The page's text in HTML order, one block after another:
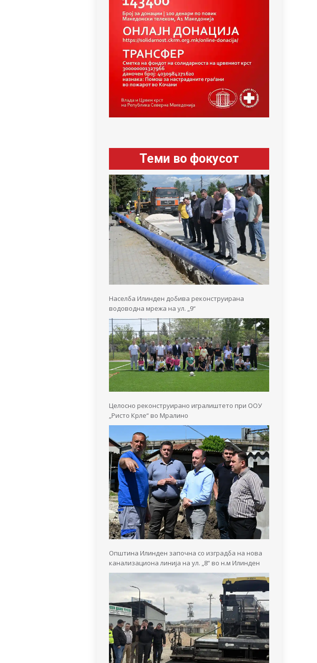
Теми во фокусот
Населба Илинден добива реконструирана
водоводна мрежа на ул. „9“
Целосно реконструирано игралиштето при ООУ
„Ристо Крле“ во Мралино
Општина Илинден започна со изградба на нова
канализациона линија на ул. „8“ во н.м Илинден